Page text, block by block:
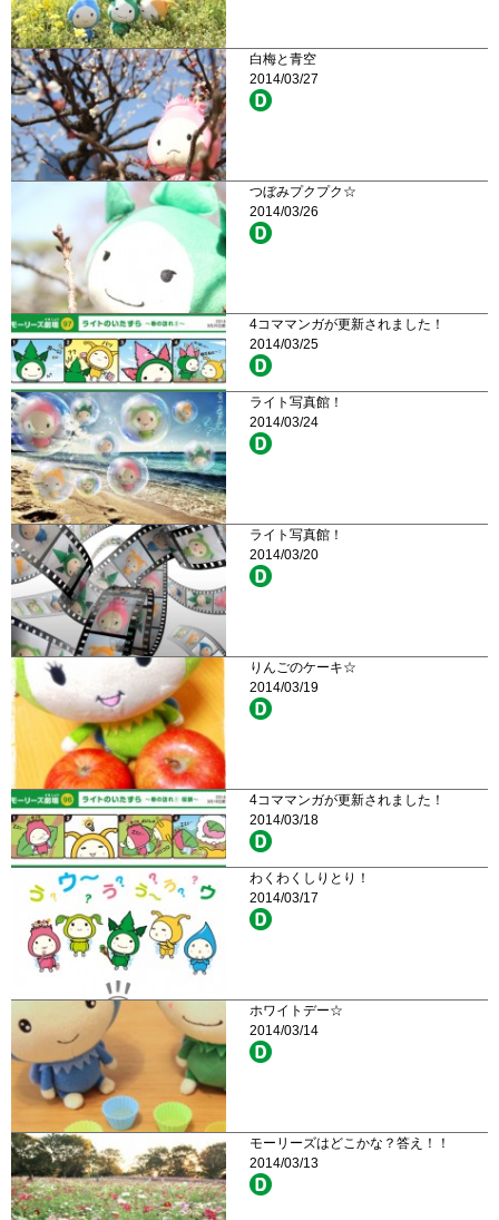
白梅と青空
2014/03/27
つぼみプクプク☆
2014/03/26
4コママンガが更新されました！
2014/03/25
ライト写真館！
2014/03/24
ライト写真館！
2014/03/20
りんごのケーキ☆
2014/03/19
4コママンガが更新されました！
2014/03/18
わくわくしりとり！
2014/03/17
ホワイトデー☆
2014/03/14
モーリーズはどこかな？答え！！
2014/03/13